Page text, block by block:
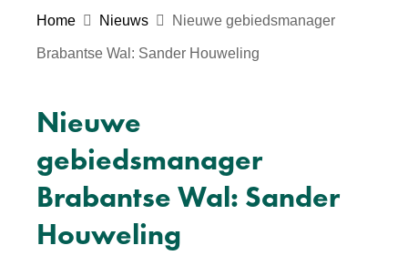
Home Nieuws Nieuwe gebiedsmanager
Brabantse Wal: Sander Houweling
Nieuwe
gebiedsmanager
Brabantse Wal: Sander
Houweling